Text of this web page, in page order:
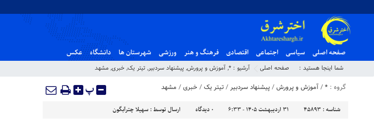
صفحه اصلی سیاسی اجتماعی اقتصادی فرهنگ و هنر ورزشی شهرستان ها دانشگاه عکس
شما اینجا هستید : صفحه اصلی آرشیو : *
, آموزش و پرورش, پیشنهاد سردبیر, تیتر یک, خبری, مشهد
گروه : *
/آموزش و پرورش/پیشنهاد سردبیر/تیتر یک/ خبری/ مشهد پ
شناسه : 45893 ۳۱ اردیبهشت ۱۴۰۵ - ۶:۳۳ ۰ دیدگاه ارسال توسط : سهیلا چترآبگون